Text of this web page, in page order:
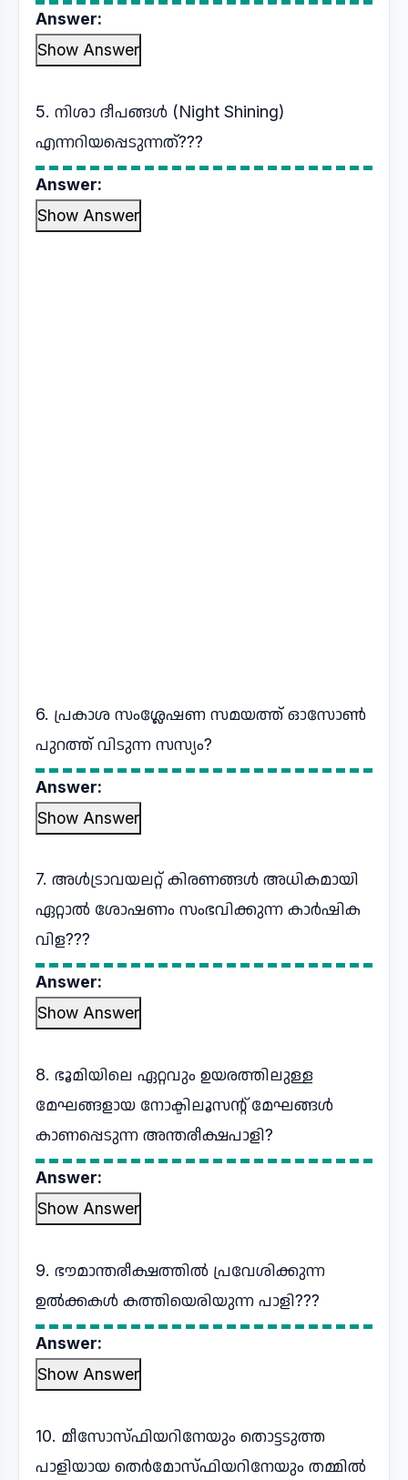
Answer:
Show Answer
5. നിശാ ദീപങ്ങൾ (Night Shining)
എന്നറിയപ്പെടുന്നത്???
Answer:
Show Answer
6. പ്രകാശ സംശ്ലേഷണ സമയത്ത് ഓസോൺ
പുറത്ത് വിടുന്ന സസ്യം?
Answer:
Show Answer
7. അൾട്രാവയലറ്റ് കിരണങ്ങൾ അധികമായി
ഏറ്റാൽ ശോഷണം സംഭവിക്കുന്ന കാർഷിക
വിള???
Answer:
Show Answer
8. ഭൂമിയിലെ ഏറ്റവും ഉയരത്തിലുള്ള
മേഘങ്ങളായ നോക്ടിലൂസന്റ് മേഘങ്ങൾ
കാണപ്പെടുന്ന അന്തരീക്ഷപാളി?
Answer:
Show Answer
9. ഭൗമാന്തരീക്ഷത്തിൽ പ്രവേശിക്കുന്ന
ഉൽക്കകൾ കത്തിയെരിയുന്ന പാളി???
Answer:
Show Answer
10. മീസോസ്ഫിയറിനേയും തൊട്ടടുത്ത
പാളിയായ തെർമോസ്ഫിയറിനേയും തമ്മിൽ